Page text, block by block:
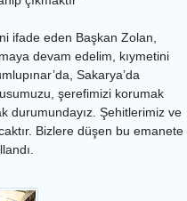
ifade eden Başkan Zolan,
devam edelim, kıymetini
Sakarya’da
şerefimizi korumak
durumundayız. Şehitlerimiz ve
Bizlere düşen bu emanete